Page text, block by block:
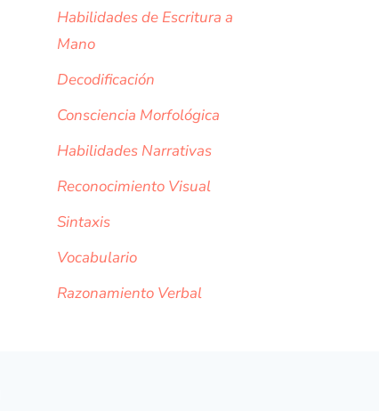
Habilidades de Escritura a
Mano
Decodificación
Consciencia Morfológica
Habilidades Narrativas
Reconocimiento Visual
Sintaxis
Vocabulario
Razonamiento Verbal